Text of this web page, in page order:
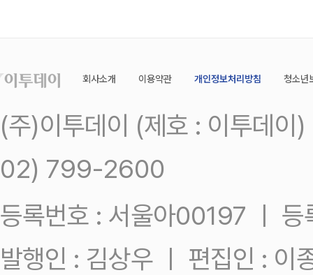
회사소개 이용약관 개인정보처리방침 청소년
(주)이투데이 (제호 : 이투데
02) 799-2600
등록번호 : 서울아00197 ㅣ
발행인 : 김상우 ㅣ 편집인 : 이